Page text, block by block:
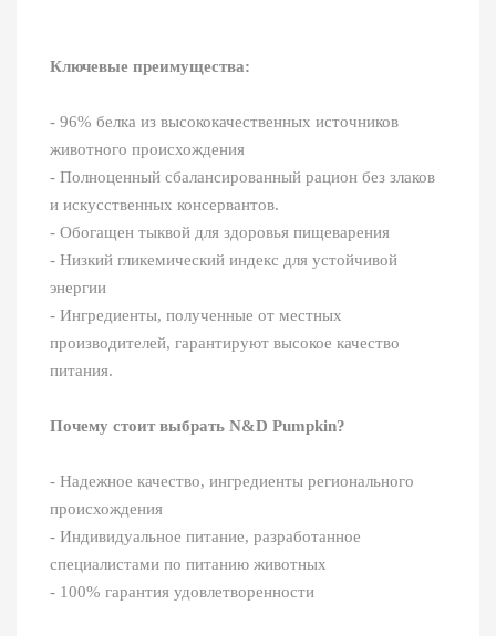
Ключевые преимущества:
- 96% белка из высококачественных источников
животного происхождения
- Полноценный сбалансированный рацион без злаков
и искусственных консервантов.
- Обогащен тыквой для здоровья пищеварения
- Низкий гликемический индекс для устойчивой
энергии
- Ингредиенты, полученные от местных
производителей, гарантируют высокое качество
питания.
Почему стоит выбрать N&D Pumpkin?
- Надежное качество, ингредиенты регионального
происхождения
- Индивидуальное питание, разработанное
специалистами по питанию животных
- 100% гарантия удовлетворенности